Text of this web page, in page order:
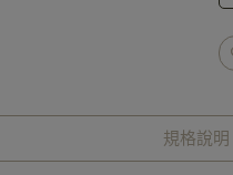
規格說明